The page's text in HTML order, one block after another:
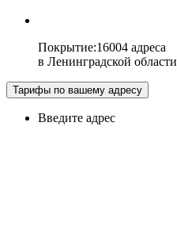
Покрытие:16004 адреса
в Ленинградской области
Тарифы по вашему адресу
Введите адрес